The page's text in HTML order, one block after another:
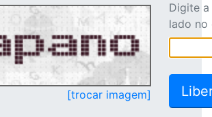
[trocar imagem]
Digite
lado no